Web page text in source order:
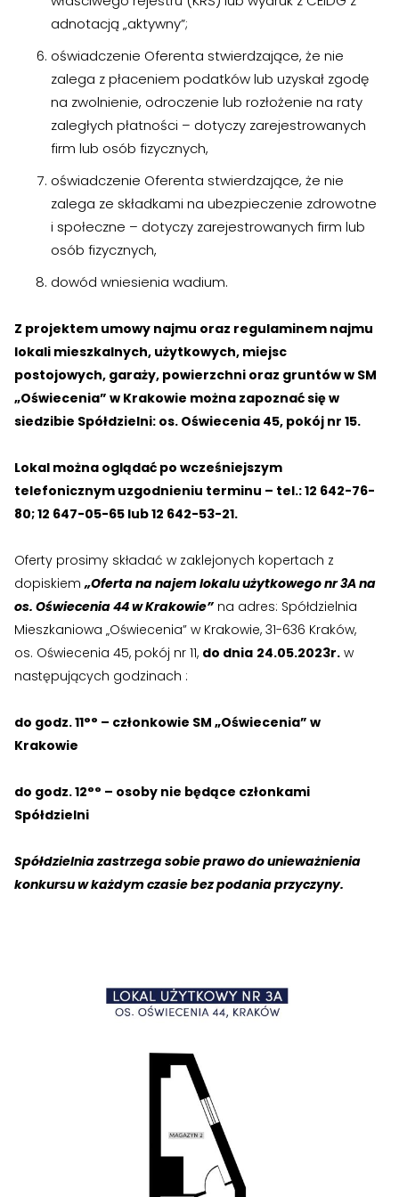
adnotacją „aktywny”;
oświadczenie Oferenta stwierdzające, że nie
zalega z płaceniem podatków lub uzyskał zgodę
na zwolnienie, odroczenie lub rozłożenie na raty
zaległych płatności – dotyczy zarejestrowanych
firm lub osób fizycznych,
oświadczenie Oferenta stwierdzające, że nie
zalega ze składkami na ubezpieczenie zdrowotne
i społeczne – dotyczy zarejestrowanych firm lub
osób fizycznych,
dowód wniesienia wadium.
Z projektem umowy najmu oraz regulaminem najmu
lokali mieszkalnych, użytkowych, miejsc
postojowych, garaży, powierzchni oraz gruntów w SM
„Oświecenia” w Krakowie można zapoznać się w
siedzibie Spółdzielni: os. Oświecenia 45, pokój nr 15.
Lokal można oglądać po wcześniejszym
telefonicznym uzgodnieniu terminu – tel.: 12 642-76-
80; 12 647-05-65 lub 12 642-53-21.
Oferty prosimy składać w zaklejonych kopertach z
dopiskiem „Oferta na najem lokalu użytkowego nr 3A na
os. Oświecenia 44 w Krakowie” na adres: Spółdzielnia
Mieszkaniowa „Oświecenia” w Krakowie, 31-636 Kraków,
os. Oświecenia 45, pokój nr 11, do dnia 24.05.2023r. w
następujących godzinach :
do godz. 11°° – członkowie SM „Oświecenia” w
Krakowie
do godz. 12°° – osoby nie będące członkami
Spółdzielni
Spółdzielnia zastrzega sobie prawo do unieważnienia
konkursu w każdym czasie bez podania przyczyny.